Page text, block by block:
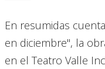
En resumidas
en diciembre", la
en el Teatro Valle